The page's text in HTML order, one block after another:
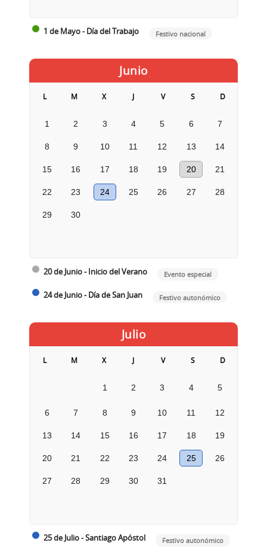
1 de Mayo - Día del Trabajo Festivo nacional
Junio
L M X J V S D
1 2 3 4 5 6 7
8 9 10 11 12 13 14
15 16 17 18 19 20 21
22 23 24 25 26 27 28
29 30
20 de Junio - Inicio del Verano Evento especial
24 de Junio - Día de San Juan Festivo autonómico
Julio
L M X J V S D
1 2 3 4 5
6 7 8 9 10 11 12
13 14 15 16 17 18 19
20 21 22 23 24 25 26
27 28 29 30 31
25 de Julio - Santiago Apóstol Festivo autonómico